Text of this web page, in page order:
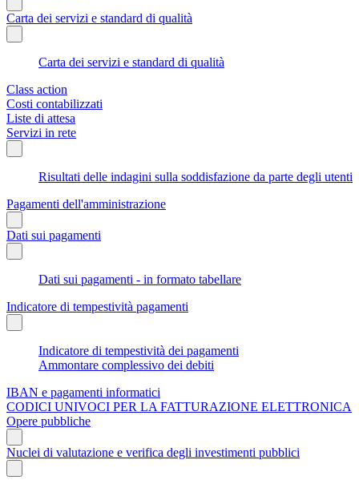
Carta dei servizi e standard di qualità
Carta dei servizi e standard di qualità
Class action
Costi contabilizzati
Liste di attesa
Servizi in rete
Risultati delle indagini sulla soddisfazione da parte degli utenti
Pagamenti dell'amministrazione
Dati sui pagamenti
Dati sui pagamenti - in formato tabellare
Indicatore di tempestività pagamenti
Indicatore di tempestività dei pagamenti
Ammontare complessivo dei debiti
IBAN e pagamenti informatici
CODICI UNIVOCI PER LA FATTURAZIONE ELETTRONICA
Opere pubbliche
Nuclei di valutazione e verifica degli investimenti pubblici